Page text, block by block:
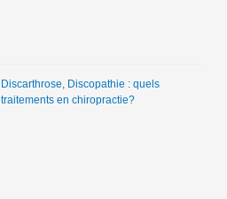
Discarthrose, Discopathie : quels
traitements en chiropractie?